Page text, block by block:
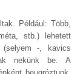
Például: Több,
stb.) lehetett
(selyem -, kavics
nekünk be. A